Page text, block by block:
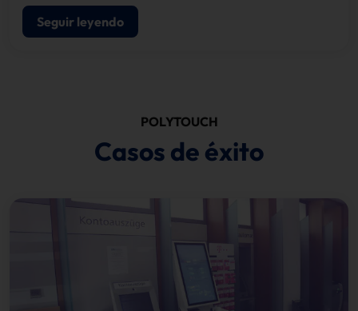
Seguir leyendo
POLYTOUCH
Casos de éxito